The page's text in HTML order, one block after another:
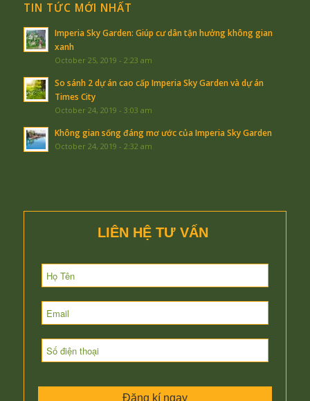
TIN TỨC MỚI NHẤT
Imperia Sky Garden: Giúp cư dân tận hưởng không gian
xanh
October 25, 2019 - 2:23 am
So sánh 2 dự án cao cấp Imperia Sky Garden và dự án
Times City
October 24, 2019 - 3:03 am
Không gian sống đáng mơ ước của Imperia Sky Garden
October 24, 2019 - 2:32 am
LIÊN HỆ TƯ VẤN
Đăng kí ngay